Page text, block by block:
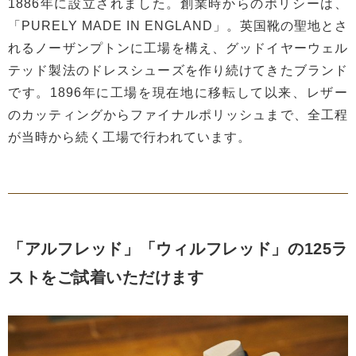
1886年に設立されました。創業時からのポリシーは、
「PURELY MADE IN ENGLAND」。英国靴の聖地とさ
れるノーザンプトンに工場を構え、グッドイヤーウェル
テッド製法のドレスシューズを作り続けてきたブランド
です。1896年に工場を現在地に移転して以来、レザー
のカッティングからファイナルポリッシュまで、全工程
が当時から続く工場で行われています。
「アルフレッド」「ウィルフレッド」の125ラ
ストをご試着いただけます